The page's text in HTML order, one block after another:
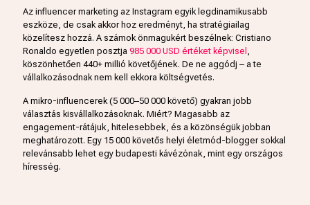
Az influencer marketing az Instagram egyik legdinamikusabb
eszköze, de csak akkor hoz eredményt, ha stratégiailag
közelítesz hozzá. A számok önmagukért beszélnek: Cristiano
Ronaldo egyetlen posztja 985 000 USD értéket képvisel
köszönhetően 440+ millió követőjének. De ne aggódj – a te
vállalkozásodnak nem kell ekkora költségvetés.
A mikro-influencerek (5 000–50 000 követő) gyakran jobb
választás kisvállalkozásoknak. Miért? Magasabb az
engagement-rátájuk, hitelesebbek, és a közönségük jobban
meghatározott. Egy 15 000 követős helyi életmód-blogger sokkal
relevánsabb lehet egy budapesti kávézónak, mint egy országos
híresség.